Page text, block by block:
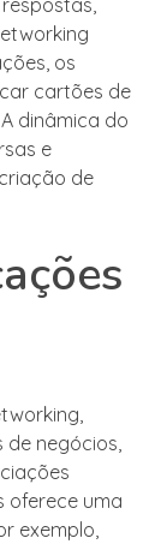
os
cartões de
dinâmica do
e
de
negócios,
oferece uma
exemplo,